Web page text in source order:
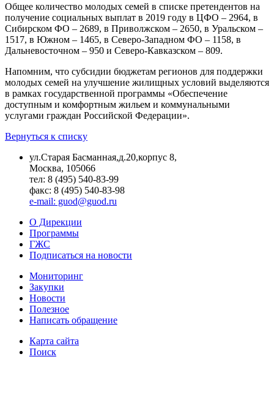
Общее количество молодых семей в списке претендентов на
получение социальных выплат в 2019 году в ЦФО – 2964, в
Сибирском ФО – 2689, в Приволжском – 2650, в Уральском –
1517, в Южном – 1465, в Северо-Западном ФО – 1158, в
Дальневосточном – 950 и Северо-Кавказском – 809.
Напомним, что субсидии бюджетам регионов для поддержки
молодых семей на улучшение жилищных условий выделяются
в рамках государственной программы «Обеспечение
доступным и комфортным жильем и коммунальными
услугами граждан Российской Федерации».
Вернуться к списку
ул.Старая Басманная,д.20,корпус 8,
Москва, 105066
тел: 8 (495) 540-83-99
факс: 8 (495) 540-83-98
e-mail: guod@guod.ru
О Дирекции
Программы
ГЖС
Подписаться на новости
Мониторинг
Закупки
Новости
Полезное
Написать обращение
Карта сайта
Поиск